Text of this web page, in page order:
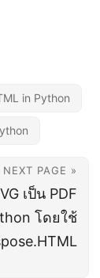
in Python
NEXT PAGE »
เป็น PDF
โดยใช้